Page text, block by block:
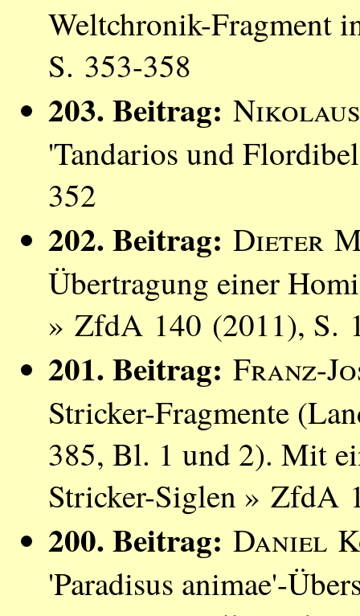
Weltchronik-Fragment
S. 353-358
203. Beitrag:
'Tandarios und
352
202. Beitrag: Dieter
Übertragung einer
» ZfdA 140 (2011), S.
201. Beitrag: Franz-
Stricker-Fragmente
385, Bl. 1 und 2). Mit
Stricker-Siglen » ZfdA
200. Beitrag: Daniel
'Paradisus animae'-